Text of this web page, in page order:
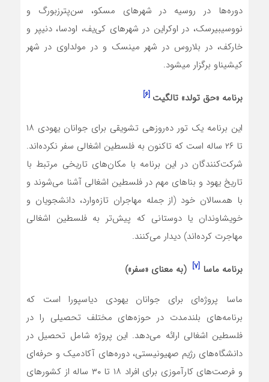
دوره‌ها در روسیه در شهرهای مسکو، سن‌پترزبورگ و
نووسیبیرسک، در اوکراین در شهرهای کی‌یف، اودسا، دنیپر و
خارکف، در بلاروس در شهر مینسک و در مولداوی در شهر
کیشیناو برگزار می­شود.
برنامه «حق تولد» تالگیت [۶]
این برنامه یک تور ده‌روزه­ی تشویقی برای جوانان یهودی ۱۸
تا ۲۶ ساله است که تاکنون به فلسطین اشغالی سفر نکرده‌اند.
شرکت‌کنندگان در این برنامه با مکان‌های تاریخی مرتبط با
تاریخ یهود و بناهای مهم در فلسطین اشغالی آشنا می‌شوند و
با همسالان خود (از جمله مهاجران تازه‌وارد، دانشجویان و
خویشاوندان یا دوستانی که پیش‌تر به فلسطین اشغالی
مهاجرت کرده‌اند) دیدار می‌کنند.
برنامه ماسا [۷] (به معنای «سفر»)
ماسا پروژه‌ای برای جوانان یهودی دیاسپورا است که
برنامه‌های بلندمدت در حوزه‌های مختلف تحصیلی را در
فلسطین اشغالی ارائه می‌دهد. این پروژه شامل تحصیل در
دانشگاه‌های رژیم صهیونیستی، دوره‌های آکادمیک و حرفه‌ای
و فرصت‌های کارآموزی برای افراد ۱۸ تا ۳۰ ساله از کشورهای